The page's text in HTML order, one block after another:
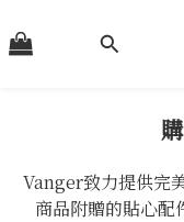
Vanger致力提供完
商品附贈的貼心配